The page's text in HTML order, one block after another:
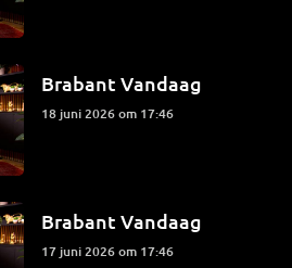
Brabant Vandaag
18 juni 2026 om 17:46
Brabant Vandaag
17 juni 2026 om 17:46